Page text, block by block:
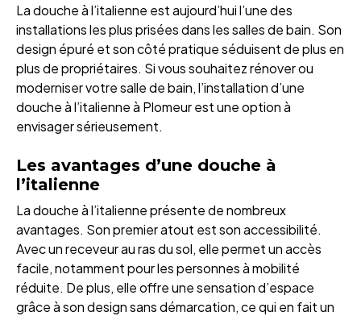
La douche à l’italienne est aujourd’hui l’une des
installations les plus prisées dans les salles de bain. Son
design épuré et son côté pratique séduisent de plus en
plus de propriétaires. Si vous souhaitez rénover ou
moderniser votre salle de bain, l’installation d’une
douche à l’italienne à Plomeur est une option à
envisager sérieusement.
Les avantages d’une douche à
l’italienne
La douche à l’italienne présente de nombreux
avantages. Son premier atout est son accessibilité.
Avec un receveur au ras du sol, elle permet un accès
facile, notamment pour les personnes à mobilité
réduite. De plus, elle offre une sensation d’espace
grâce à son design sans démarcation, ce qui en fait un